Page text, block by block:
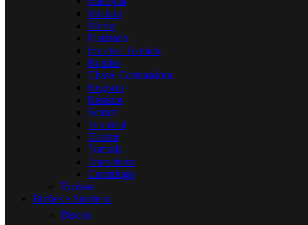
Modulo
Motor
Platinado
Protetor Termico
Bomba
Chave Comutadora
Registro
Resistor
Sensor
Terminal
Tiristor
Tomada
Transdutor
Centrifugo
Tyristor
Botões e Sinaleiro
Blocos